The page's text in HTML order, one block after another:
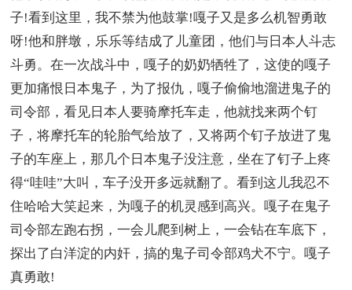
子!看到这里，我不禁为他鼓掌!嘎子又是多么机智勇敢
呀!他和胖墩，乐乐等结成了儿童团，他们与日本人斗志
斗勇。在一次战斗中，嘎子的奶奶牺牲了，这使的嘎子
更加痛恨日本鬼子，为了报仇，嘎子偷偷地溜进鬼子的
司令部，看见日本人要骑摩托车走，他就找来两个钉
子，将摩托车的轮胎气给放了，又将两个钉子放进了鬼
子的车座上，那几个日本鬼子没注意，坐在了钉子上疼
得“哇哇”大叫，车子没开多远就翻了。看到这儿我忍不
住哈哈大笑起来，为嘎子的机灵感到高兴。嘎子在鬼子
司令部左跑右拐，一会儿爬到树上，一会钻在车底下，
探出了白洋淀的内奸，搞的鬼子司令部鸡犬不宁。嘎子
真勇敢!